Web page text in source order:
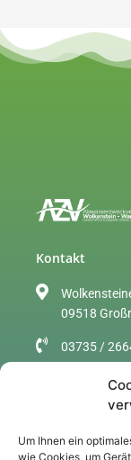
Um Ihnen ein
wie Cookies, um
Kontakt
09518
03735 /
info@azv-
Über uns